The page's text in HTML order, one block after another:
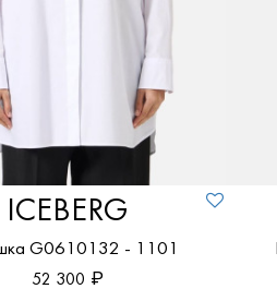
ICEBERG
G0610132 - 1101
52 300